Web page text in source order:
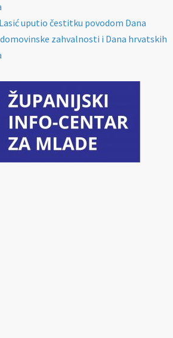
uputio čestitku povodom Dana
zahvalnosti i Dana hrvatskih